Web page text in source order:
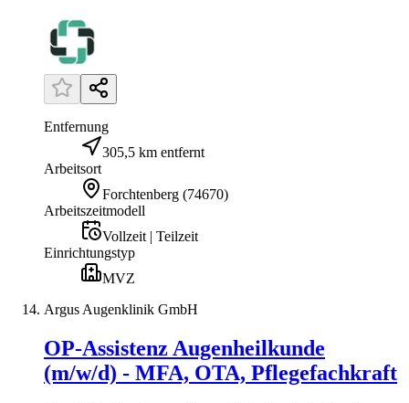
Entfernung
305,5 km entfernt
Arbeitsort
Forchtenberg (74670)
Arbeitszeitmodell
Vollzeit | Teilzeit
Einrichtungstyp
MVZ
Argus Augenklinik GmbH
OP-Assistenz Augenheilkunde
(m/w/d) - MFA, OTA, Pflegefachkraft